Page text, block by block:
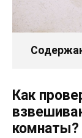
Как
комнаты?